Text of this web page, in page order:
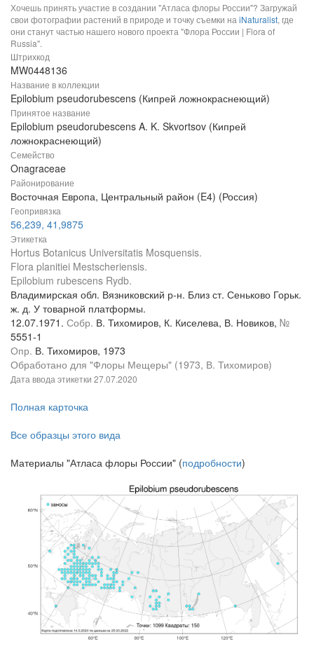
Хочешь принять участие в создании "Атласа флоры России"? Загружай
свои фотографии растений в природе и точку съемки на iNaturalist, где
они станут частью нашего нового проекта "Флора России | Flora of
Russia".
Штрихкод
MW0448136
Название в коллекции
Epilobium pseudorubescens (Кипрей ложнокраснеющий)
Принятое название
Epilobium pseudorubescens A. K. Skvortsov (Кипрей
ложнокраснеющий)
Семейство
Onagraceae
Районирование
Восточная Европа, Центральный район (E4) (Россия)
Геопривязка
56,239, 41,9875
Этикетка
Hortus Botanicus Universitatis Mosquensis.
Flora planitiei Mestscheriensis.
Epilobium rubescens Rydb.
Владимирская обл. Вязниковский р-н. Близ ст. Сеньково Горьк.
ж. д. У товарной платформы.
12.07.1971. Собр. В. Тихомиров, К. Киселева, В. Новиков, №
5551-1
Опр. В. Тихомиров, 1973
Обработано для "Флоры Мещеры" (1973, В. Тихомиров)
Дата ввода этикетки 27.07.2020
Полная карточка
Все образцы этого вида
Материалы "Атласа флоры России" (подробности)